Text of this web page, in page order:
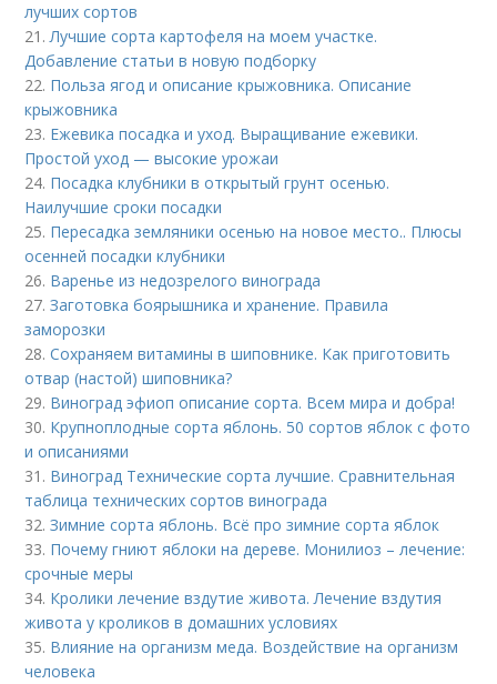
лучших сортов
21.Лучшие сорта картофеля на моем участке.
Добавление статьи в новую подборку
22. Польза ягод и описание крыжовника. Описание
крыжовника
23. Ежевика посадка и уход. Выращивание ежевики.
Простой уход — высокие урожаи
24. Посадка клубники в открытый грунт осенью.
Наилучшие сроки посадки
25. Пересадка земляники осенью на новое место.. Плюсы
осенней посадки клубники
26. Варенье из недозрелого винограда
27.Заготовка боярышника и хранение. Правила
заморозки
28.Сохраняем витамины в шиповнике. Как приготовить
отвар (настой) шиповника?
29. Виноград эфиоп описание сорта. Всем мира и добра!
30. Крупноплодные сорта яблонь. 50 сортов яблок с фото
и описаниями
31. Виноград Технические сорта лучшие. Сравнительная
таблица технических сортов винограда
32.Зимние сорта яблонь. Всё про зимние сорта яблок
33. Почему гниют яблоки на дереве. Монилиоз – лечение:
срочные меры
34. Кролики лечение вздутие живота. Лечение вздутия
живота у кроликов в домашних условиях
35. Влияние на организм меда. Воздействие на организм
человека